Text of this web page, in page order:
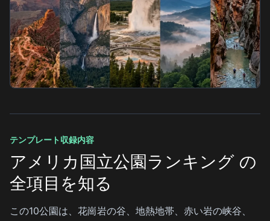
テンプレート収録内容
アメリカ国立公園ランキング の
全項目を知る
この10公園は、花崗岩の谷、地熱地帯、赤い岩の峡谷、